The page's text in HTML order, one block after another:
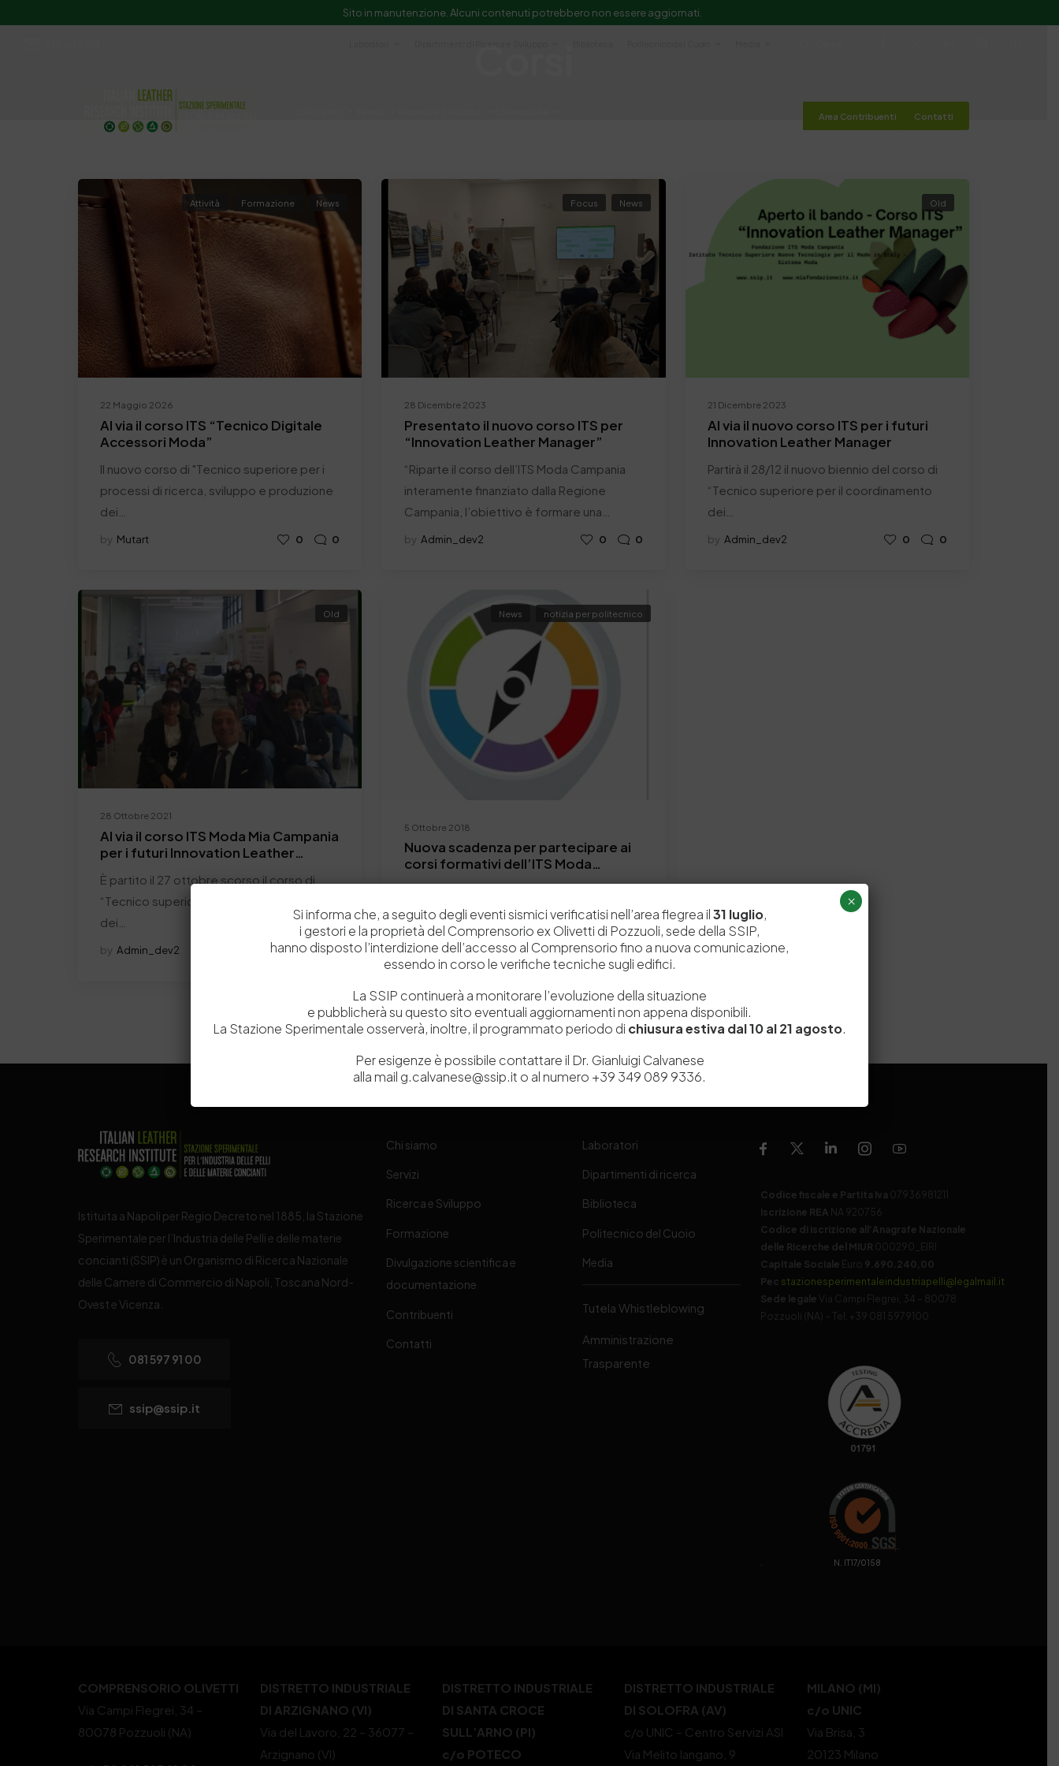
Sito in manutenzione. Alcuni contenuti potrebbero non essere aggiornati.
Area Contribuenti Contatti
22 Maggio 2026
Attività Formazione News
Al via il corso ITS “Tecnico Digitale
Accessori Moda”
Il nuovo corso di "Tecnico superiore per i
processi di ricerca, sviluppo e produzione
dei…
by Mutart 0 0
28 Dicembre 2023
Focus News
Presentato il nuovo corso ITS per
“Innovation Leather Manager”
“Riparte il corso dell’ITS Moda Campania
interamente finanziato dalla Regione
Campania, l’obiettivo è formare una…
by Admin_dev2 0 0
21 Dicembre 2023
Old
Al via il nuovo corso ITS per i futuri
Innovation Leather Manager
Partirà il 28/12 il nuovo biennio del corso di
“Tecnico superiore per il coordinamento
dei…
by Admin_dev2 0 0
28 Ottobre 2021
Old
Al via il corso ITS Moda Mia Campania
per i futuri Innovation Leather
È partito il 27 ottobre scorso il corso di
“Tecnico superiore per il coordinamento
dei…
by Admin_dev2 0 0
5 Ottobre 2018
News notizia per politecnico
Nuova scadenza per partecipare ai
corsi formativi dell’ITS Moda
Campania
dalla Regione Campania in data
04/10/2018 per l'avvio dei percorsi…
by Admin_dev2 0 0
Istituita a Napoli per Regio Decreto nel 1885, la Stazione
Sperimentale per l’Industria delle Pelli e delle materie
concianti (SSIP) è un Organismo di Ricerca Nazionale
delle Camere di Commercio di Napoli, Toscana Nord-
Ovest e Vicenza.
081 597 91 00
ssip@ssip.it
Chi siamo
Servizi
Ricerca e Sviluppo
Formazione
Divulgazione scientifica e
documentazione
Contribuenti
Contatti
Laboratori
Dipartimenti di ricerca
Biblioteca
Politecnico del Cuoio
Media
Tutela Whistleblowing
Amministrazione
Trasparente
Codice fiscale e Partita Iva 07936981211
Iscrizione REA NA 920756
Codice di iscrizione all’Anagrafe Nazionale
delle Ricerche del MIUR 000290_EIRI
Capitale Sociale Euro 9.690.240,00
Pec stazionesperimentaleindustriapelli@legalmail.it
Sede legale
Via Campi Flegrei, 34 – 80078
Pozzuoli (NA) – Tel. +39 081 5979100
. N. IT17/0158
COMPRENSORIO OLIVETTI
Via Campi Flegrei, 34 –
80078 Pozzuoli (NA)
DISTRETTO INDUSTRIALE
DI ARZIGNANO (VI)
Via del Lavoro, 22 – 36077 –
Arzignano (VI)
DISTRETTO INDUSTRIALE
DI SANTA CROCE
SULL’ARNO (PI)
c/o POTECO
DISTRETTO INDUSTRIALE
DI SOLOFRA (AV)
c/o UNIC – Centro Servizi ASI
Via Melito Iangano, 9
MILANO (MI)
c/o UNIC
Via Brisa, 3
20123 Milano
Si informa che, a seguito degli eventi sismici verificatisi nell’area flegrea il31 luglio,
i gestori e la proprietà del Comprensorio ex Olivetti di Pozzuoli, sede della SSIP,
hanno disposto l’interdizione dell’accesso al Comprensorio fino a nuova comunicazione,
essendo in corso le verifiche tecniche sugli edifici.
La SSIP continuerà a monitorare l’evoluzione della situazione
e pubblicherà su questo sito eventuali aggiornamenti non appena disponibili.
La Stazione Sperimentale osserverà, inoltre, il programmato periodo di chiusura estiva dal 10 al 21 agosto.
Per esigenze è possibile contattare il Dr. Gianluigi Calvanese
alla mail g.calvanese@ssip.it o al numero +39 349 089 9336.
×